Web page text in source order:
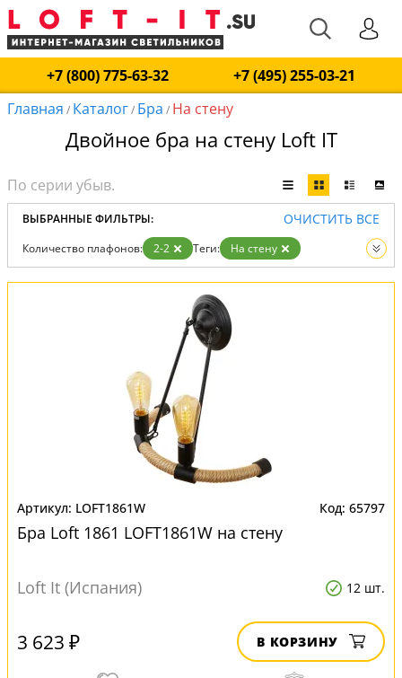
+7 (800) 775-63-32
+7 (495) 255-03-21
Главная / Каталог/ Бра / На стену
Двойное бра на стену Loft IT
ВЫБРАННЫЕ ФИЛЬТРЫ: ОЧИСТИТЬ ВСЕ
Количество плафонов: 2-2 Теги:
На стену
Вид:
Бра
LOFT1861W 65797
Бра Loft 1861 LOFT1861W на стену
Loft It (Испания) 12 шт.
3 623 ₽ В КОРЗИНУ